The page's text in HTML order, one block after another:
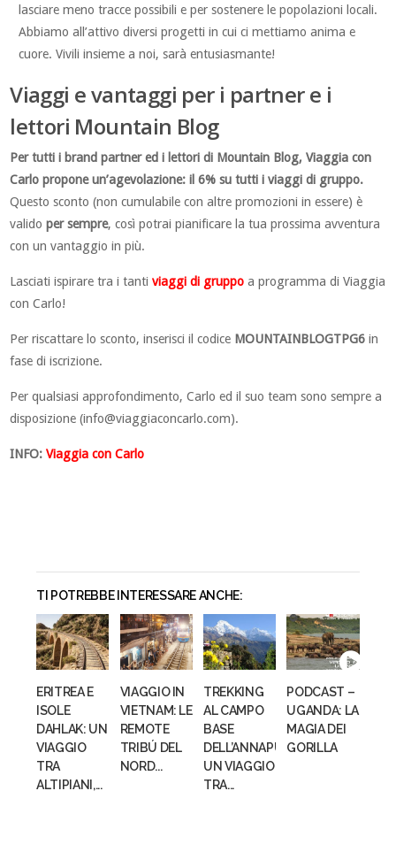
lasciare meno tracce possibili e per sostenere le popolazioni locali.
Abbiamo all’attivo diversi progetti in cui ci mettiamo anima e
cuore. Vivili insieme a noi, sarà entusiasmante!
Viaggi e vantaggi per i partner e i
lettori Mountain Blog
Per tutti i brand partner ed i lettori di Mountain Blog, Viaggia con
Carlo propone un’agevolazione: il 6% su tutti i viaggi di gruppo.
Questo sconto (non cumulabile con altre promozioni in essere) è
validoper sempre, così potrai pianificare la tua prossima avventura
con un vantaggio in più.
Lasciati ispirare tra i tantiviaggi di gruppo a programma di Viaggia
con Carlo!
Per riscattare lo sconto, inserisci il codice MOUNTAINBLOGTPG6 in
fase di iscrizione.
Per qualsiasi approfondimento, Carlo ed il suo team sono sempre a
disposizione (info@viaggiaconcarlo.com).
INFO:Viaggia con Carlo
TI POTREBBE INTERESSARE ANCHE:
ERITREA E
ISOLE
DAHLAK: UN
VIAGGIO
TRA
ALTIPIANI,...
VIAGGIO IN
VIETNAM: LE
REMOTE
TRIBÚ DEL
NORD...
TREKKING
AL CAMPO
BASE
DELL’ANNAPURNA:
UN VIAGGIO
TRA...
PODCAST –
UGANDA: LA
MAGIA DEI
GORILLA